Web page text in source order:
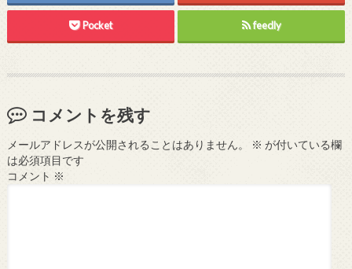
Pocket feedly
コメントを残す
メールアドレスが公開されることはありません。 ※ が付いている欄
は必須項目です
コメント ※